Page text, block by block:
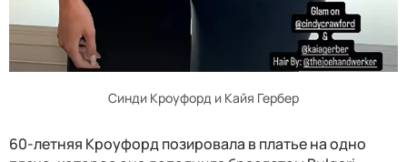
Синди Кроуфорд и Кайя Гербер
60-летняя Кроуфорд позировала в платье на одно